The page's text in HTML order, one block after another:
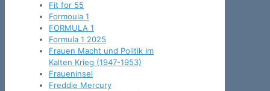
Fit for 55
Formoula 1
FORMULA 1
Formula 1 2025
Frauen Macht und Politik im
Kalten Krieg (1947-1953)
Fraueninsel
Freddie Mercury